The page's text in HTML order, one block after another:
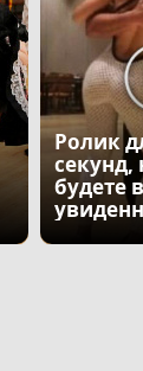
Ролик
секунд,
будете